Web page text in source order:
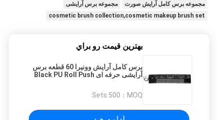
مجموعه برس کامل آرایش صورت
مجموعه برس آرایشی
cosmetic brush collection,cosmetic makeup brush set
بهترين قيمت رو براي
برس کامل آرایش وونیرا 60 قطعه برس
آرایشی حرفه ای Black PU Roll Push
MOQ：
500 Sets